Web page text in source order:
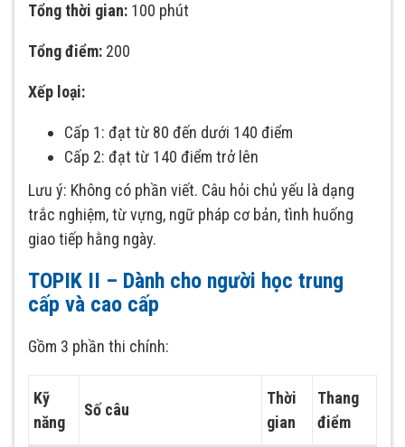
Tổng thời gian: 100 phút
Tổng điểm: 200
Xếp loại:
Cấp 1: đạt từ 80 đến dưới 140 điểm
Cấp 2: đạt từ 140 điểm trở lên
Lưu ý: Không có phần viết. Câu hỏi chủ yếu là dạng
trắc nghiệm, từ vựng, ngữ pháp cơ bản, tình huống
giao tiếp hằng ngày.
TOPIK II – Dành cho người học trung
cấp và cao cấp
Gồm 3 phần thi chính:
Kỹ
năng
Số câu
Thời
gian
Thang
điểm